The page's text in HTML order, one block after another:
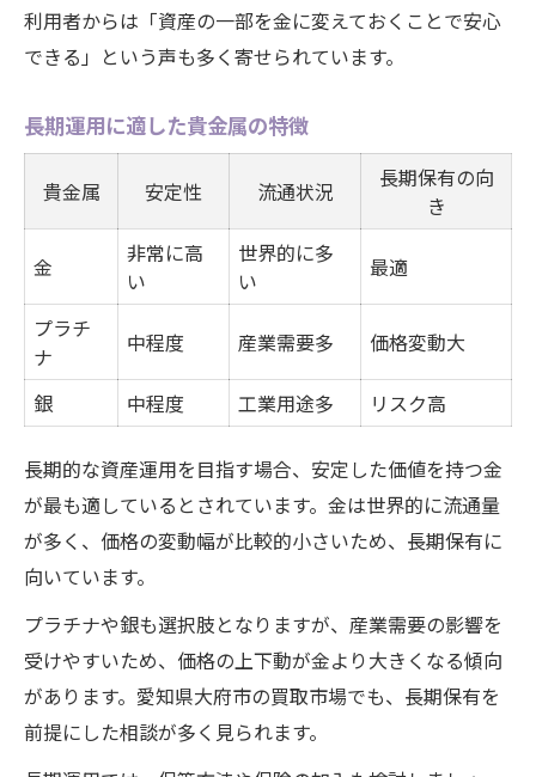
利用者からは「資産の一部を金に変えておくことで安心
できる」という声も多く寄せられています。
長期運用に適した貴金属の特徴
貴金属 安定性 流通状況
長期保有の向
き
金
非常に高
い
世界的に多
い
最適
プラチ
ナ
中程度 産業需要多 価格変動大
銀 中程度 工業用途多 リスク高
長期的な資産運用を目指す場合、安定した価値を持つ金
が最も適しているとされています。金は世界的に流通量
が多く、価格の変動幅が比較的小さいため、長期保有に
向いています。
プラチナや銀も選択肢となりますが、産業需要の影響を
受けやすいため、価格の上下動が金より大きくなる傾向
があります。愛知県大府市の買取市場でも、長期保有を
前提にした相談が多く見られます。